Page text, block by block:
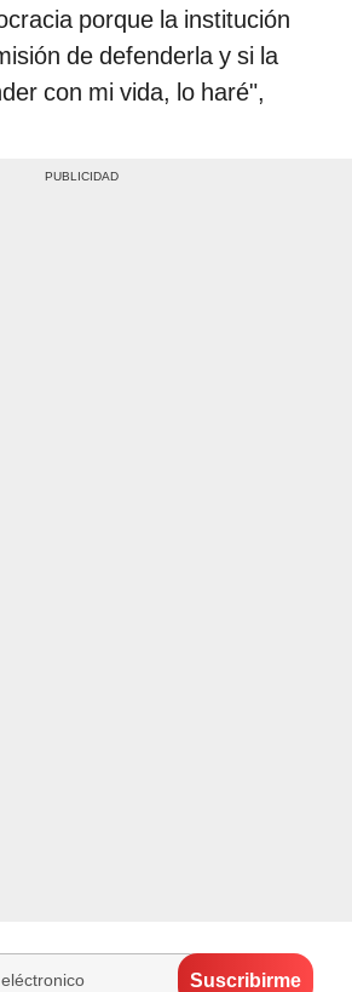
porque la institución
de defenderla y si la
con mi vida, lo haré",